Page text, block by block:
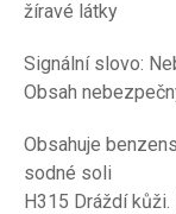
žíravé látky
Signální slovo:
Obsah
Obsahuje
sodné soli
H315 Dráždí